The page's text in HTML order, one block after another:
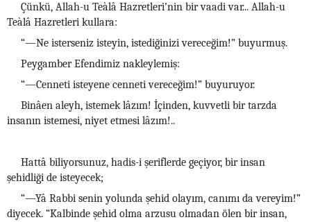
Çünkü, Allah-u Teàlâ Hazretleri’nin bir vaadi var... Allah-u
Teàlâ Hazretleri kullara:
“—Ne isterseniz isteyin, istediğinizi vereceğim!” buyurmuş.
Peygamber Efendimiz nakleylemiş:
“—Cenneti isteyene cenneti vereceğim!” buyuruyor.
Binâen aleyh, istemek lâzım! İçinden, kuvvetli bir tarzda
insanın istemesi, niyet etmesi lâzım!..
Hattâ biliyorsunuz, hadis-i şeriflerde geçiyor, bir insan
şehidliği de isteyecek;
“—Yâ Rabbi senin yolunda şehid olayım, canımı da vereyim!”
diyecek. “Kalbinde şehid olma arzusu olmadan ölen bir insan,